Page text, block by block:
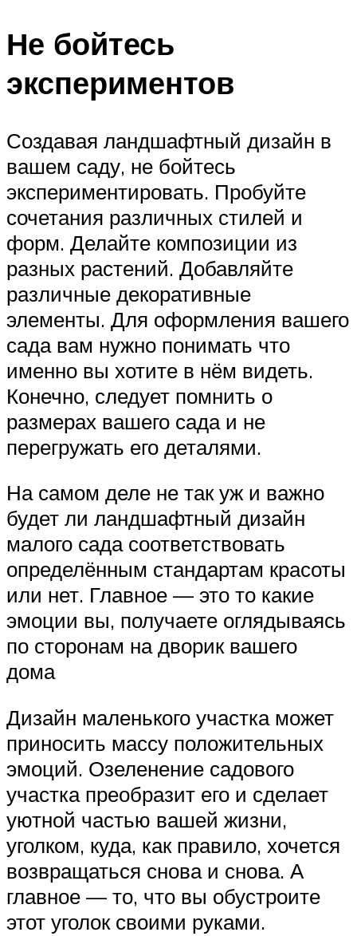
Не бойтесь
экспериментов
Создавая ландшафтный дизайн в
вашем саду, не бойтесь
экспериментировать. Пробуйте
сочетания различных стилей и
форм. Делайте композиции из
разных растений. Добавляйте
различные декоративные
элементы. Для оформления вашего
сада вам нужно понимать что
именно вы хотите в нём видеть.
Конечно, следует помнить о
размерах вашего сада и не
перегружать его деталями.
На самом деле не так уж и важно
будет ли ландшафтный дизайн
малого сада соответствовать
определённым стандартам красоты
или нет. Главное — это то какие
эмоции вы, получаете оглядываясь
по сторонам на дворик вашего
дома
Дизайн маленького участка может
приносить массу положительных
эмоций. Озеленение садового
участка преобразит его и сделает
уютной частью вашей жизни,
уголком, куда, как правило, хочется
возвращаться снова и снова. А
главное — то, что вы обустроите
этот уголок своими руками.